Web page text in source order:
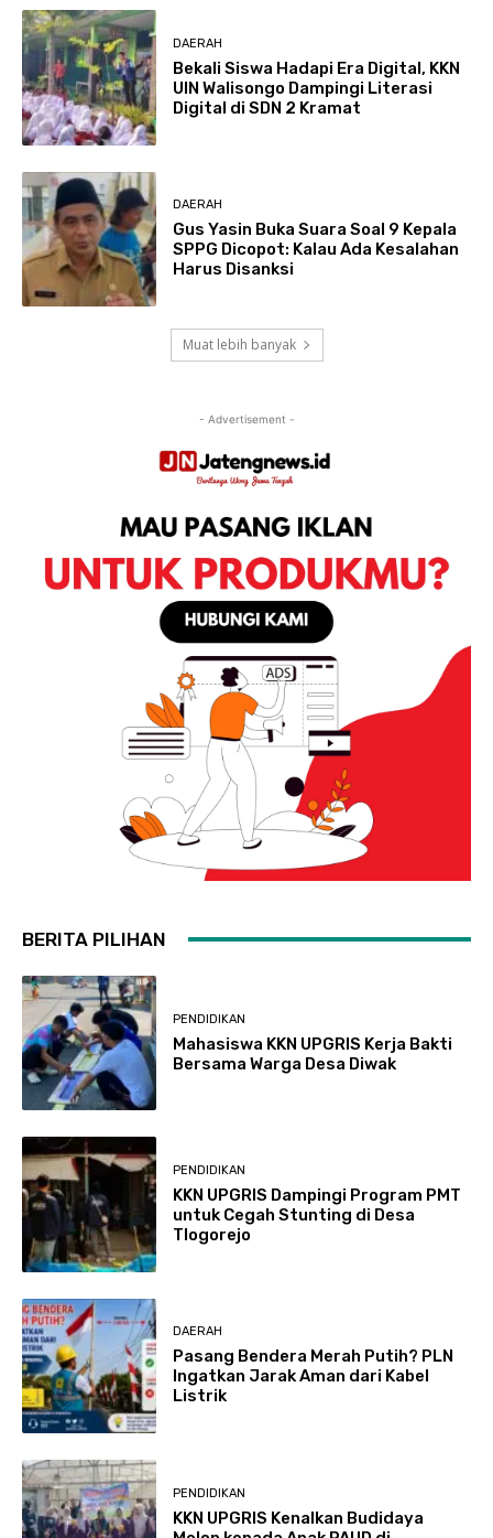
DAERAH
Bekali Siswa Hadapi Era Digital, KKN
UIN Walisongo Dampingi Literasi
Digital di SDN 2 Kramat
DAERAH
Gus Yasin Buka Suara Soal 9 Kepala
SPPG Dicopot: Kalau Ada Kesalahan
Harus Disanksi
Muat lebih banyak
- Advertisement -
BERITA PILIHAN
PENDIDIKAN
Mahasiswa KKN UPGRIS Kerja Bakti
Bersama Warga Desa Diwak
PENDIDIKAN
KKN UPGRIS Dampingi Program PMT
untuk Cegah Stunting di Desa
Tlogorejo
DAERAH
Pasang Bendera Merah Putih? PLN
Ingatkan Jarak Aman dari Kabel
Listrik
PENDIDIKAN
KKN UPGRIS Kenalkan Budidaya